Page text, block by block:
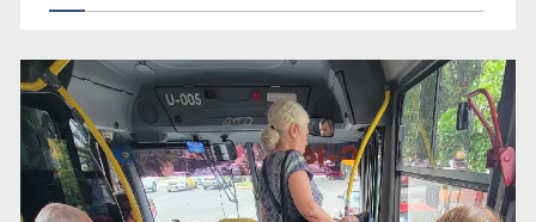
Adulto mayor pierde la vida en incendio de una vivienda
en Oblatos